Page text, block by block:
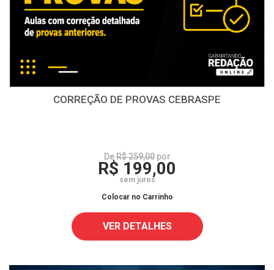
CORREÇÃO DE PROVAS CEBRASPE
DeR$ 259,00por
R$ 199,00
sem juros
Colocar no Carrinho
VER DETALHES